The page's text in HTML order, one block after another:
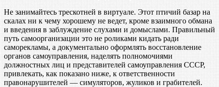
Не занимайтесь трескотней в виртуале. Этот птичий базар на
скалах ни к чему хорошему не ведет, кроме взаимного обмана
и введения в заблуждение слухами и домыслами. Правильный
путь самоорганизации это не роликами кидать ради
саморекламы, а документально оформлять восстановление
органов самоуправления, наделять полномочиями
должностных лиц и представителей самоуправления СССР,
привлекать, как показано ниже, к ответственности
правонарушителей — симуляторов, жуликов и грабителей.